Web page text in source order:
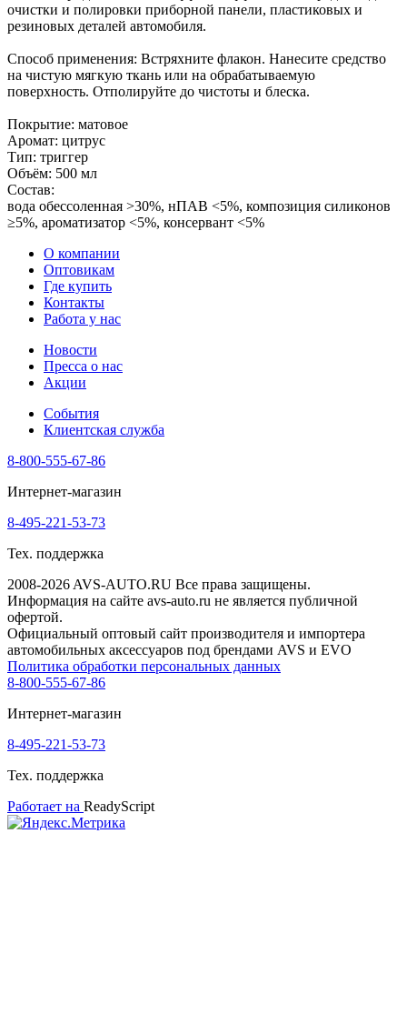
очистки и полировки приборной панели, пластиковых и
резиновых деталей автомобиля.
Способ применения: Встряхните флакон. Нанесите средство
на чистую мягкую ткань или на обрабатываемую
поверхность. Отполируйте до чистоты и блеска.
Покрытие: матовое
Аромат: цитрус
Тип: триггер
Объём: 500 мл
Состав:
вода обессоленная >30%, нПАВ <5%, композиция силиконов
≥5%, ароматизатор <5%, консервант <5%
О компании
Оптовикам
Где купить
Контакты
Работа у нас
Новости
Пресса о нас
Акции
События
Клиентская служба
8-800-555-67-86
Интернет-магазин
8-495-221-53-73
Тех. поддержка
2008-2026 AVS-AUTO.RU Все права защищены.
Информация на сайте avs-auto.ru не является публичной
офертой.
Официальный оптовый сайт производителя и импортера
автомобильных аксессуаров под брендами AVS и EVO
Политика обработки персональных данных
8-800-555-67-86
Интернет-магазин
8-495-221-53-73
Тех. поддержка
Работает на ReadyScript